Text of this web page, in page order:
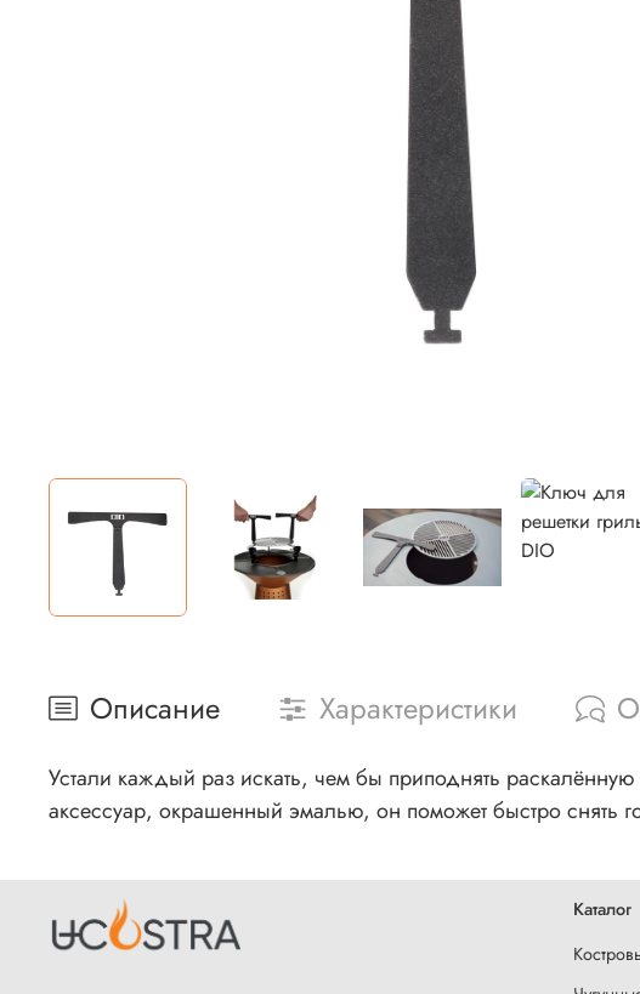
Описание Характеристики
Устали каждый раз искать, чем бы приподнять
аксессуар, окрашенный эмалью, он поможет быстро снять
Каталог